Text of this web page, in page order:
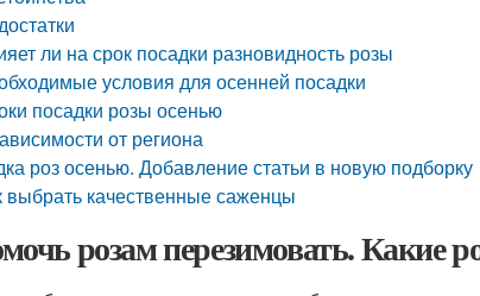
ли на срок посадки разновидность розы
условия для осенней посадки
посадки розы осенью
от региона
роз осенью. Добавление статьи в новую подборку
выбрать качественные саженцы
розам перезимовать. Какие